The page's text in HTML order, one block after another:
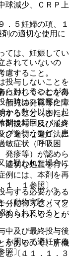
５妊婦の項、１
ては、妊娠してい
投与しないことを
に対してやむを得
胎児の発育等に障
すること（また、
剤投与中及び最終
び適切な避妊法に
は疑われた場合に
与する必要がある
（動物実験（マウ
められている）。
中及び最終投与後
を用いて避妊する
照〕。
球減少、ＣＲＰ上
の適切な使用に
されていないの
慮すること。
らわれることがあ
与時は、観察を十
から数分以内に起
間は頻回にバイタ
グを行うなど、患
敏症状（呼吸困
発疹等）が認めら
適切な処置を行う
例には、本剤を再
．１参照〕。
分に行うこと（と
あらわれることが
があるので、肝機
と〔１１．１．３